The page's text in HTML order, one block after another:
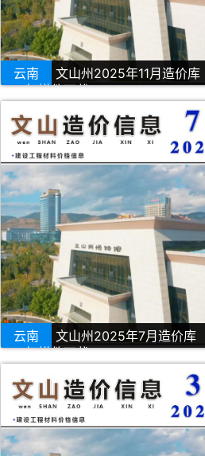
云南
文山州2025年11月造价库
PDF扫描件下载
云南
文山州2025年7月造价库
PDF扫描件下载